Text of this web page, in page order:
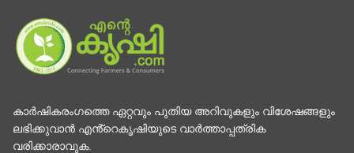
കാര്‍ഷികരംഗത്തെ ഏറ്റവും പുതിയ അറിവുകളും വിശേഷങ്ങളും
ലഭിക്കുവാന്‍ എൻ്റെകൃഷിയുടെ വാര്‍ത്താപ്പത്രിക
വരിക്കാരാവുക.